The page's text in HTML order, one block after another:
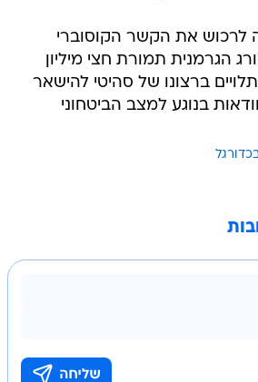
לרכוש את הקשר הקוסוברי
הגרמנית תמורת חצי מיליון
ברצונו של סהיטי להישאר
בנוגע למצב הביטחוני